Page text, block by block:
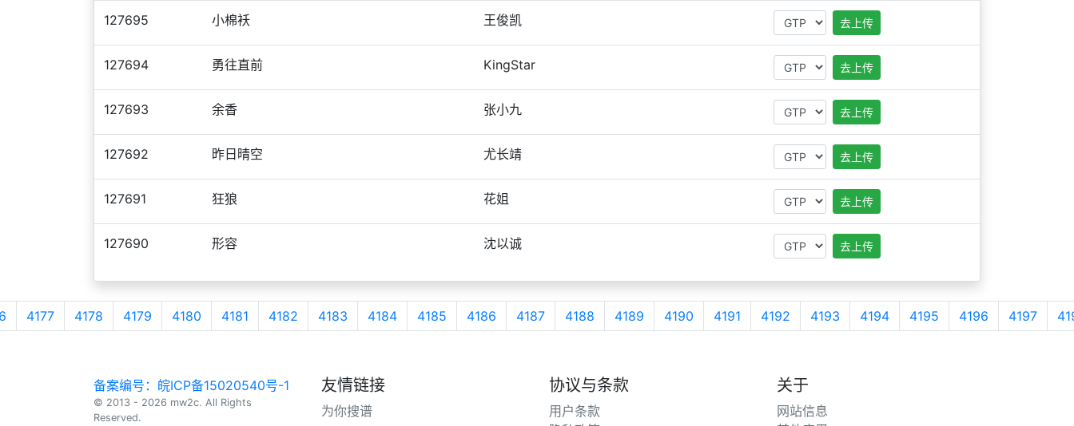
127695 小棉袄 王俊凯 去上传
127694 勇往直前 KingStar 去上传
127693 余香 张小九 去上传
127692 昨日晴空 尤长靖 去上传
127691 狂狼 花姐 去上传
127690 形容 沈以诚 去上传
4177 4178 4179 4180 4181 4182 4183 4184 4185 4186 4187 4188 4189 4190 4191 4192 4193 4194 4195 4196 4197
备案编号：皖ICP备15020540号-1
© 2013 - 2026 mw2c. All Rights
Reserved.
友情链接
为你搜谱
协议与条款
用户条款
关于
网站信息